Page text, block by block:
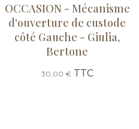
OCCASION - Mécanisme
d'ouverture de custode
côté Gauche - Giulia,
Bertone
30,00 €TTC